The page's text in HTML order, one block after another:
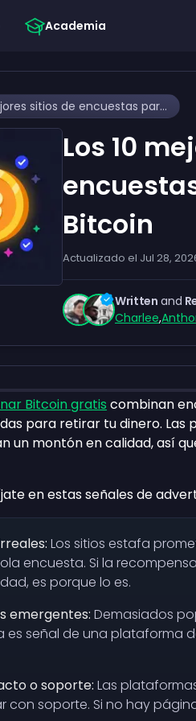
Academia
Los 10 mejores sitios de encuestas para ganar Bitcoin
Los 10
Bitcoin
Actualizado el Jul 28,
Written and
Charlee,
Bitcoin gratis combinan
para retirar tu dinero. Las
un montón en calidad, así
en estas señales de
Los sitios estafa
encuesta. Si la
es porque lo es.
emergentes: Demasiados
es señal de una plataforma
o soporte: Las
con soporte. Si no hay